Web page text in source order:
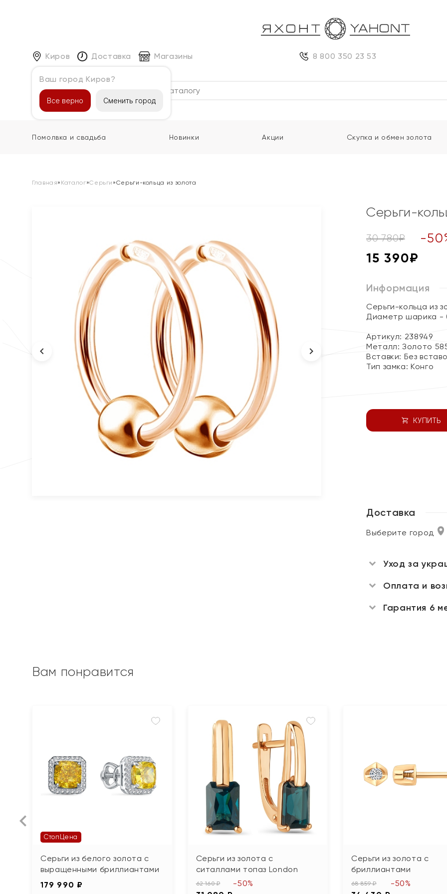
Киров
Ваш город Киров?
Все верно Сменить город
Доставка Магазины 8 800 350 23 53
Каталог
Помолвка и свадьба Новинки Акции Скупка и обмен золота
Главная» Каталог»Серьги »Серьги-кольца из золота
Серьги-
30 780₽ -50
15 390₽
Информация
Серьги-кольца из
Диаметр шарика -
Артикул: 238949
Металл:Золото
Вставки: Без
Тип замка:Конго
КУПИТЬ
Доставка
Выберите город
Уход за
Оплата и
Гарантия 6
Вам понравится
СтопЦена
Серьги из белого золота с
выращенными бриллиантами
179 990 ₽
Серьги из золота с
ситаллами топаз London
62 160 ₽ -50%
Серьги из золота с
бриллиантами
68 859 ₽ -50%